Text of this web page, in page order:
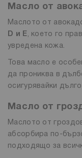
Масло от
Маслото от
D и E, което го
увредена кожа.
Това масло е
да прониква в
осигурявайки
Масло от
Маслото от
абсорбира по-
подходящо за